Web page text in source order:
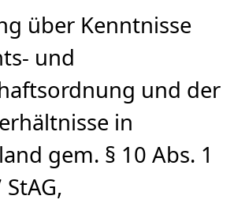
über Kenntnisse
und
und der
in
gem. § 10 Abs. 1
StAG,